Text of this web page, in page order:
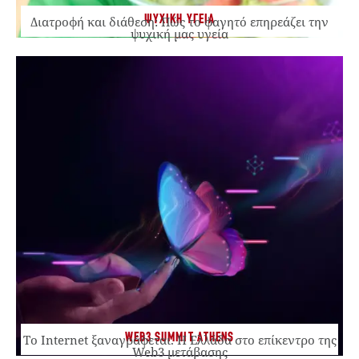
ΨΥΧΙΚΗ ΥΓΕΙΑ
Διατροφή και διάθεση: Πώς το φαγητό επηρεάζει την
ψυχική μας υγεία
WEB3 SUMMIT ATHENS
Το Internet ξαναγράφεται. Η Ελλάδα στο επίκεντρο της
Web3 μετάβασης